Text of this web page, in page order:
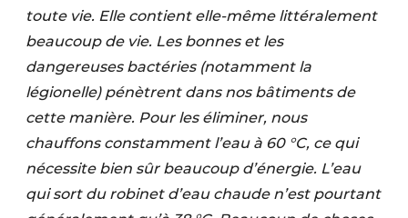
toute vie. Elle contient elle-même littéralement
beaucoup de vie. Les bonnes et les
dangereuses bactéries (notamment la
légionelle) pénètrent dans nos bâtiments de
cette manière. Pour les éliminer, nous
chauffons constamment l’eau à 60 °C, ce qui
nécessite bien sûr beaucoup d’énergie. L’eau
qui sort du robinet d’eau chaude n’est pourtant